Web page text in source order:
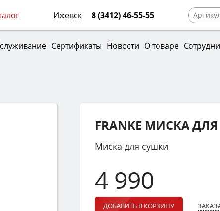
Ижевск 8 (3412) 46-55-55
Сертификаты Новости О товаре
FRANKE МИСКА
Миска для сушки
4 990
ДОБАВИТЬ В КОРЗИНУ